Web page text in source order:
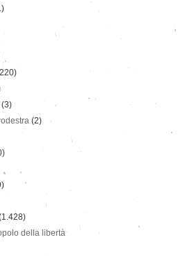
(3)
(2)
della libertà